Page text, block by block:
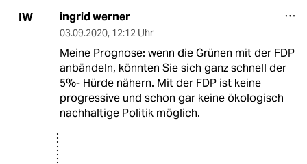
IW ingrid werner
03.09.2020, 12:12 Uhr
Meine Prognose: wenn die Grünen mit der FDP
anbändeln, könnten Sie sich ganz schnell der
5%- Hürde nähern. Mit der FDP ist keine
progressive und schon gar keine ökologisch
nachhaltige Politik möglich.